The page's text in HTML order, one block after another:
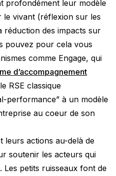
profondément leur modèle
vivant (réflexion sur les
réduction des impacts sur
pouvez pour cela vous
comme Engage, qui
d’accompagnement
RSE classique
performance” à un modèle
au coeur de son
leurs actions au-delà de
soutenir les acteurs qui
Les petits ruisseaux font de